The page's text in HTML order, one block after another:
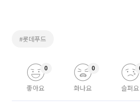
#롯데푸드
좋아요
0
화나요
0
슬퍼요